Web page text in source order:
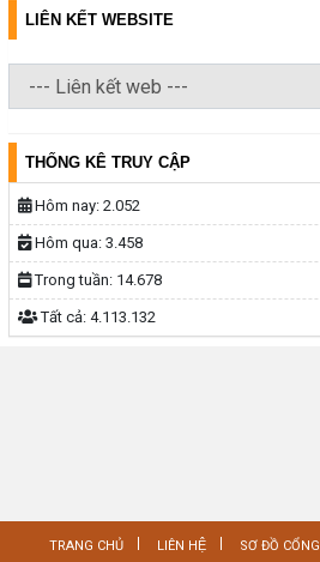
LIÊN KẾT WEBSITE
THỐNG KÊ TRUY CẬP
Hôm nay: 2.052
Hôm qua: 3.458
Trong tuần: 14.678
Tất cả: 4.113.132
TRANG CHỦ LIÊN HỆ SƠ ĐỒ CỔNG